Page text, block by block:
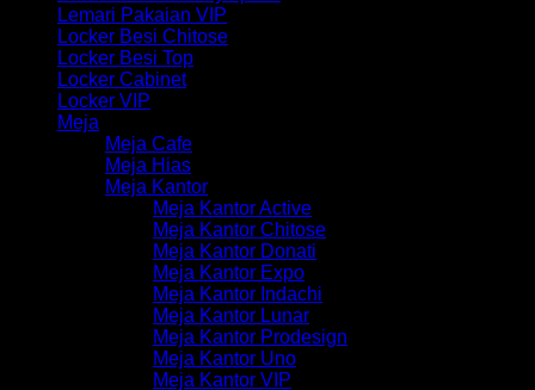
Lemari Pakaian VIP
Locker Besi Chitose
Locker Besi Top
Locker Cabinet
Locker VIP
Meja
Meja Cafe
Meja Hias
Meja Kantor
Meja Kantor Active
Meja Kantor Chitose
Meja Kantor Donati
Meja Kantor Expo
Meja Kantor Indachi
Meja Kantor Lunar
Meja Kantor Prodesign
Meja Kantor Uno
Meja Kantor VIP